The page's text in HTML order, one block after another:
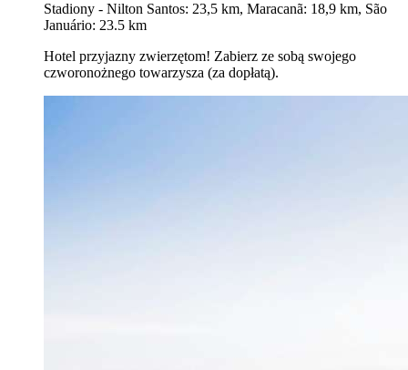
Stadiony - Nilton Santos: 23,5 km, Maracanã: 18,9 km, São
Januário: 23.5 km
Hotel przyjazny zwierzętom! Zabierz ze sobą swojego
czworonożnego towarzysza (za dopłatą).